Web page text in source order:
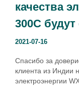
качества
300C
2021-07-16